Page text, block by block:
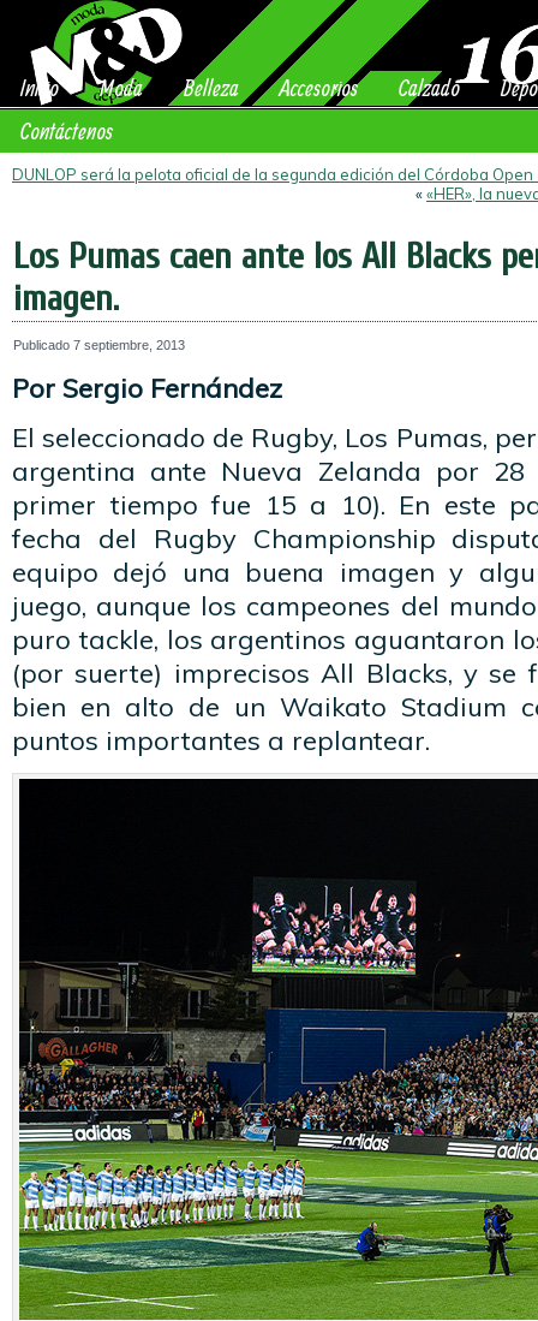
Inicio Moda Belleza Accesorios Calzado
Contáctenos
DUNLOP será la pelota oficial de la segunda edición del Córdoba Open
««HER», la
Los Pumas caen ante los All Blacks
imagen.
Publicado 7 septiembre, 2013
Por Sergio Fernández
El seleccionado de Rugby, Los Pumas,
argentina ante Nueva Zelanda por
primer tiempo fue 15 a 10). En este
fecha del Rugby Championship
equipo dejó una buena imagen y
juego, aunque los campeones del
puro tackle, los argentinos aguantaron
(por suerte) imprecisos All Blacks, y se
bien en alto de un Waikato Stadium
puntos importantes a replantear.